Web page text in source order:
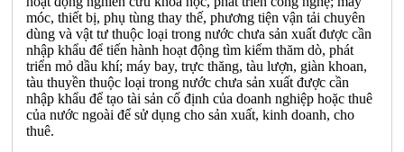
móc, thiết bị, phụ tùng thay thế, phương tiện vận tải chuyên
dùng và vật tư thuộc loại trong nước chưa sản xuất được cần
nhập khẩu để tiến hành hoạt động tìm kiếm thăm dò, phát
triển mỏ dầu khí; máy bay, trực thăng, tàu lượn, giàn khoan,
tàu thuyền thuộc loại trong nước chưa sản xuất được cần
nhập khẩu để tạo tài sản cố định của doanh nghiệp hoặc thuê
của nước ngoài để sử dụng cho sản xuất, kinh doanh, cho
thuê.